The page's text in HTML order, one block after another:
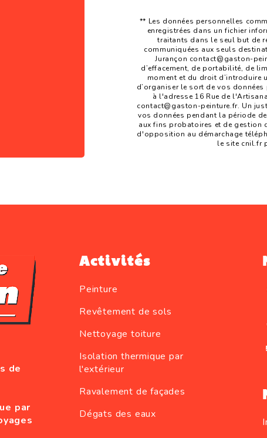
** Les données personnelles
enregistrées dans un fichier
traitants dans le seul but de
communiquées aux seuls
Jurançon contact@gaston-
d’effacement, de portabilité, de
moment et du droit d’introduire
d’organiser le sort de vos
à l'adresse 16 Rue de
contact@gaston-peinture.fr. Un
vos données pendant la période
aux fins probatoires et de gestion
d'opposition au démarchage
le site cnil.fr
de
par
Activités
Peinture
Revêtement de sols
Nettoyage toiture
Isolation thermique par
l'extérieur
Ravalement de façades
Dégats des eaux